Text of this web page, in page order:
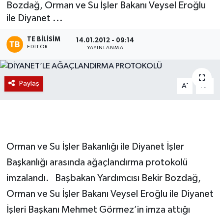
Bozdağ, Orman ve Su İşler Bakanı Veysel Eroğlu
ile Diyanet ...
TE BILISIM
EDITÖR
14.01.2012 - 09:14
YAYINLANMA
Paylaş A- A
Orman ve Su İşler Bakanlığı ile Diyanet İşler
Başkanlığı arasında ağaçlandırma protokolü
imzalandı. Başbakan Yardımcısı Bekir Bozdağ,
Orman ve Su İşler Bakanı Veysel Eroğlu ile Diyanet
İşleri Başkanı Mehmet Görmez’in imza attığı
Magazin
Etkinlikler